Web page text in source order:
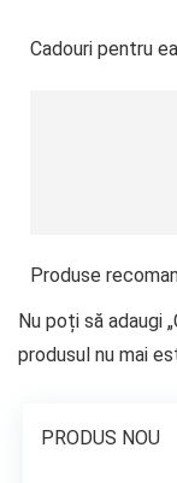
Cadouri pentru ea
Produse
Nu poți să adaugi
produsul nu mai
PRODUS NOU